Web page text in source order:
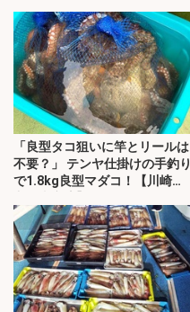
「良型タコ狙いに竿とリールは
不要？」 テンヤ仕掛けの手釣り
で1.8kg良型マダコ！【川崎